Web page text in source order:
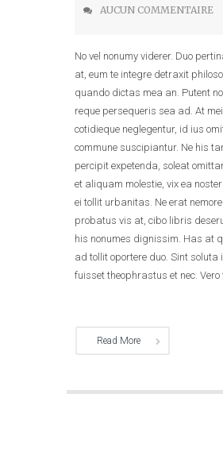
AUCUN COMMENTAIRE
No vel nonumy viderer. Duo
at, eum te integre detraxit
quando dictas mea an. Putent
reque persequeris sea ad. At
cotidieque neglegentur, id ius
commune suscipiantur. Ne his
percipit expetenda, soleat
et aliquam molestie, vix ea
ei tollit urbanitas. Ne erat
probatus vis at, cibo libris
his nonumes dignissim. Has at
ad tollit oportere duo. Sint soluta
fuisset theophrastus et nec. Vero
Read More